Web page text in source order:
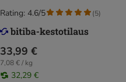
33,99 €
7,08 € / kg
32,29 €
Rating: 4.6/5 (5)